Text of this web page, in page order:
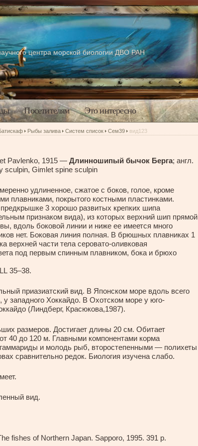
центра морской биологии ДВО РАН
Посетителям Это интересно
Рыбы залива Систем список Сем39 вид123
Pavlenko, 1915 — Длинношипый бычок Берга; англ.
sculpin, Gimlet spine sculpin
удлиненное, сжатое с боков, голое, кроме
плавниками, покрытого костными пластинками.
3 хорошо развитых крепких шипа
признаком вида), из которых верхний шип прямой
вдоль боковой линии и ниже ее имеется много
нет. Боковая линия полная. В брюшных плавниках 1
верхней части тела серовато-оливковая
под первым спинным плавником, бока и брюхо
35–38.
приазиатский вид. В Японском море вдоль всего
западного Хоккайдо. В Охотском море у юго-
(Линдберг, Красюкова,1987).
размеров. Достигает длины 20 см. Обитает
40 до 120 м. Главными компонентами корма
и молодь рыб, второстепенными — полихеты
сравнительно редок. Биология изучена слабо.
вид.
fishes of Northern Japan. Sapporo, 1995. 391 p.